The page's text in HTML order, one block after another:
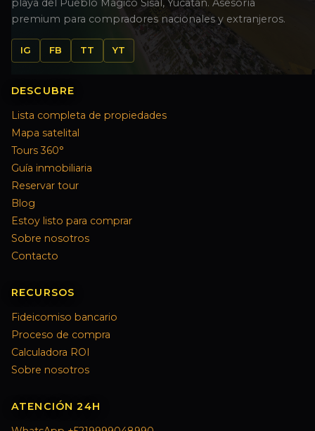
playa del Pueblo Mágico Sisal, Yucatán. Asesoría
premium para compradores nacionales y extranjeros.
IG FB TT YT
DESCUBRE
Lista completa de propiedades
Mapa satelital
Tours 360°
Guía inmobiliaria
Reservar tour
Blog
Estoy listo para comprar
Sobre nosotros
Contacto
RECURSOS
Fideicomiso bancario
Proceso de compra
Calculadora ROI
Sobre nosotros
ATENCIÓN 24H